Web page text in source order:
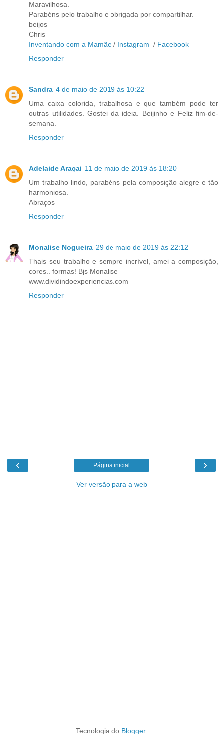
Maravilhosa.
Parabéns pelo trabalho e obrigada por compartilhar.
beijos
Chris
Inventando com a Mamãe / Instagram / Facebook
Responder
Sandra 4 de maio de 2019 às 10:22
Uma caixa colorida, trabalhosa e que também pode ter
outras utilidades. Gostei da ideia. Beijinho e Feliz fim-de-
semana.
Responder
Adelaide Araçai 11 de maio de 2019 às 18:20
Um trabalho lindo, parabéns pela composição alegre e tão
harmoniosa.
Abraços
Responder
Monalise Nogueira 29 de maio de 2019 às 22:12
Thais seu trabalho e sempre incrível, amei a composição,
cores.. formas! Bjs Monalise
www.dividindoexperiencias.com
Responder
‹ ›
Página inicial
Ver versão para a web
Tecnologia do Blogger.